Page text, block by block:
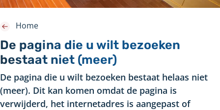
De pagina die u wilt bezoeken
bestaat niet (meer)
Home
De pagina die u wilt bezoeken bestaat helaas niet
(meer). Dit kan komen omdat de pagina is
verwijderd, het internetadres is aangepast of